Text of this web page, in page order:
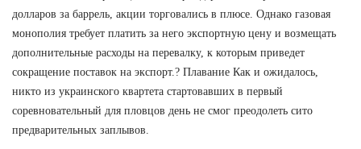
долларов за баррель, акции торговались в плюсе. Однако газовая
монополия требует платить за него экспортную цену и возмещать
дополнительные расходы на перевалку, к которым приведет
сокращение поставок на экспорт.? Плавание Как и ожидалось,
никто из украинского квартета стартовавших в первый
соревновательный для пловцов день не смог преодолеть сито
предварительных заплывов.